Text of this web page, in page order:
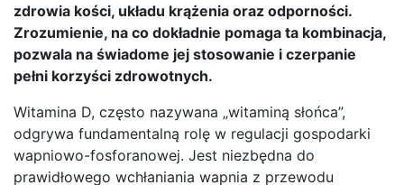
zdrowia kości, układu krążenia oraz odporności.
Zrozumienie, na co dokładnie pomaga ta kombinacja,
pozwala na świadome jej stosowanie i czerpanie
pełni korzyści zdrowotnych.
Witamina D, często nazywana „witaminą słońca”,
odgrywa fundamentalną rolę w regulacji gospodarki
wapniowo-fosforanowej. Jest niezbędna do
prawidłowego wchłaniania wapnia z przewodu